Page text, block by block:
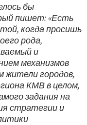
бы
пишет: «Есть
когда просишь
рода,
и
механизмов
жители городов,
КМВ в целом,
задания на
стратегии и